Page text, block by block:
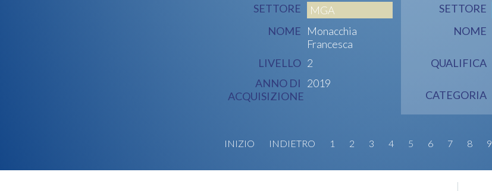
SETTORE
MGA
NOME Monacchia
Francesca
LIVELLO 2
ANNO DI
ACQUISIZIONE
2019
SETTORE
NOME
QUALIFICA
CATEGORIA
INIZIO INDIETRO 1 2 3 4 5 6 7 8 9